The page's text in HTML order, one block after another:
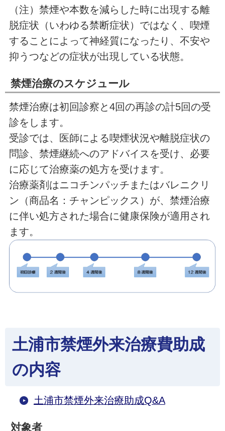
（注）禁煙や本数を減らした時に出現する離
脱症状（いわゆる禁断症状）ではなく、喫煙
することによって神経質になったり、不安や
抑うつなどの症状が出現している状態。
禁煙治療のスケジュール
禁煙治療は初回診察と4回の再診の計5回の受
診をします。
受診では、医師による喫煙状況や離脱症状の
問診、禁煙継続へのアドバイスを受け、必要
に応じて治療薬の処方を受けます。
治療薬剤はニコチンパッチまたはバレニクリ
ン（商品名：チャンピックス）が、禁煙治療
に伴い処方された場合に健康保険が適用され
ます。
土浦市禁煙外来治療費助成
の内容
土浦市禁煙外来治療助成Q&A
対象者